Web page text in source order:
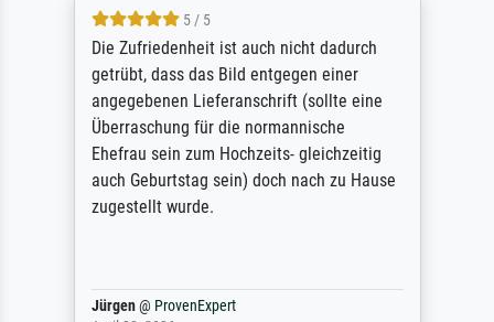
5 / 5
Die Zufriedenheit ist auch nicht dadurch
getrübt, dass das Bild entgegen einer
angegebenen Lieferanschrift (sollte eine
Überraschung für die normannische
Ehefrau sein zum Hochzeits- gleichzeitig
auch Geburtstag sein) doch nach zu Hause
zugestellt wurde.
Jürgen@ ProvenExpert